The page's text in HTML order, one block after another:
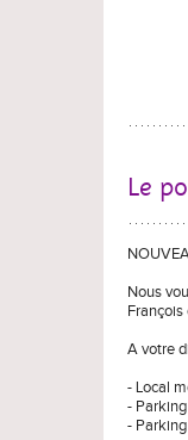
Le
Nous
A votre
- Local
-
-